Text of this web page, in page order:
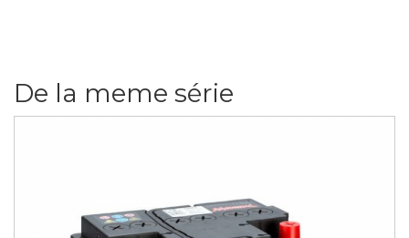
De la meme série